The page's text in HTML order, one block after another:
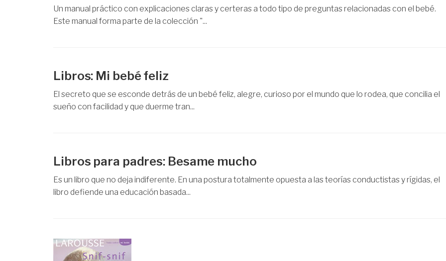
Un manual práctico con explicaciones claras y certeras a todo tipo de preguntas relacionadas con el bebé.
Este manual forma parte de la colección "...
Libros: Mi bebé feliz
El secreto que se esconde detrás de un bebé feliz, alegre, curioso por el mundo que lo rodea, que concilia el
sueño con facilidad y que duerme tran...
Libros para padres: Besame mucho
Es un libro que no deja indiferente. En una postura totalmente opuesta a las teorías conductistas y rígidas, el
libro defiende una educación basada...